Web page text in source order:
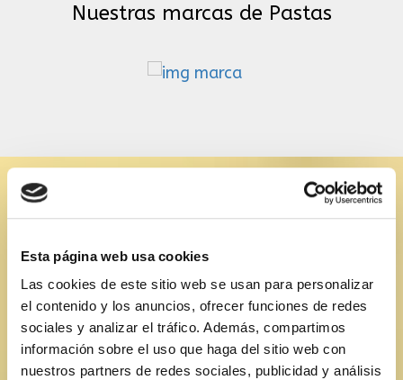
Esta página web usa cookies
Las cookies de este sitio web se usan para personalizar
el contenido y los anuncios, ofrecer funciones de redes
sociales y analizar el tráfico. Además, compartimos
información sobre el uso que haga del sitio web con
nuestros partners de redes sociales, publicidad y análisis
Nuestras marcas de Pastas
Contacta con nosotros
pedidos@comercialcatchot.com
El mensaje se ha enviado correctamente
Nombre y apellidos*